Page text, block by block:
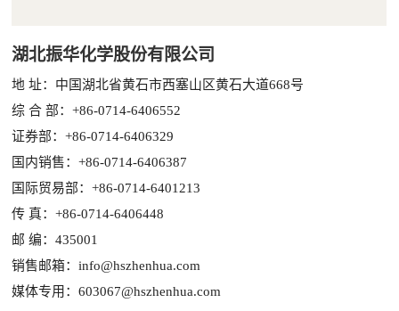
湖北振华化学股份有限公司
地 址：中国湖北省黄石市西塞山区黄石大道668号
综 合 部：+86-0714-6406552
证券部：+86-0714-6406329
国内销售：+86-0714-6406387
国际贸易部：+86-0714-6401213
传 真：+86-0714-6406448
邮 编：435001
销售邮箱：info@hszhenhua.com
媒体专用：603067@hszhenhua.com